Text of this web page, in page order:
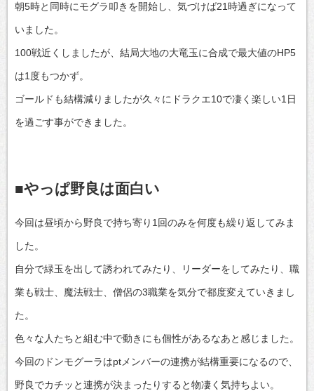
朝5時と同時にモグラ叩きを開始し、気づけば21時過ぎになって
いました。
100戦近くしましたが、結局大地の大竜玉に合成で最大値のHP5
は1度もつかず。
ゴールドも結構減りましたが久々にドラクエ10で凄く楽しい1日
を過ごす事ができました。
■やっぱ野良は面白い
今回は昼頃から野良で持ち寄り1回のみを何度も繰り返してみま
した。
自分で緑玉を出して誘われてみたり、リーダーをしてみたり、職
業も戦士、魔法戦士、僧侶の3職業を気分で都度変えていきまし
た。
色々な人たちと組む中で動きにも個性があるなあと感じました。
今回のドンモグーラはptメンバーの連携が結構重要になるので、
野良でカチッと連携が決まったりすると物凄く気持ちよい。